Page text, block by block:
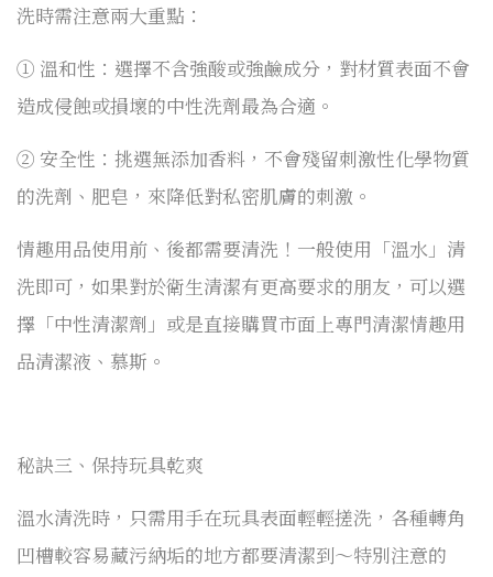
洗時需注意兩大重點：
① 溫和性：選擇不含強酸或強鹼成分，對材質表面不會
造成侵蝕或損壞的中性洗劑最為合適。
② 安全性：挑選無添加香料，不會殘留刺激性化學物質
的洗劑、肥皂，來降低對私密肌膚的刺激。
情趣用品使用前、後都需要清洗！一般使用「溫水」清
洗即可，如果對於衛生清潔有更高要求的朋友，可以選
擇「中性清潔劑」或是直接購買市面上專門清潔情趣用
品清潔液、慕斯。
秘訣三、保持玩具乾爽
溫水清洗時，只需用手在玩具表面輕輕搓洗，各種轉角
凹槽較容易藏污納垢的地方都要清潔到～特別注意的